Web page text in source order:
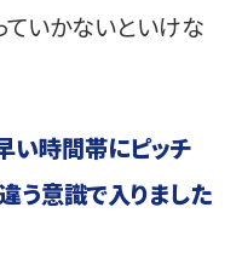
いかないといけな
い時間帯にピッチ
う意識で入りました